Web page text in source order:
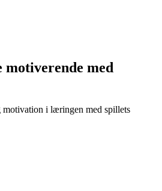
med
motivation i læringen med spillets